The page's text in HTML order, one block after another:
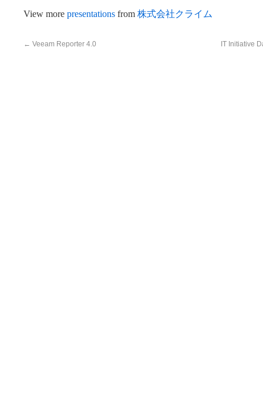
View more presentations from 株式会社クライム
← Veeam Reporter 4.0 IT Initiative